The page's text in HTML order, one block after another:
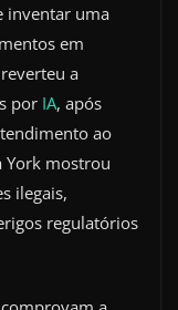
inventar uma
em
a
por IA, após
ao
York mostrou
ilegais,
regulatórios